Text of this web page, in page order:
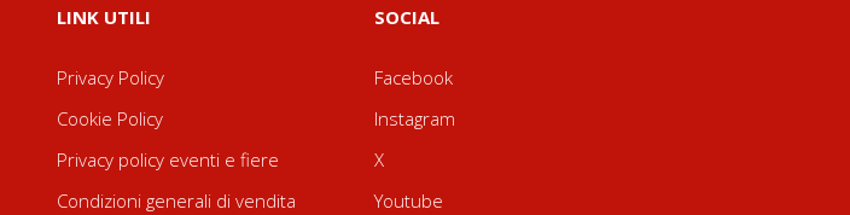
LINK UTILI
Privacy Policy
Cookie Policy
Privacy policy eventi e fiere
Condizioni generali di vendita
SOCIAL
Facebook
Instagram
X
Youtube